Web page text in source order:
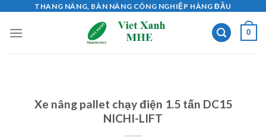
content
THANG NÂNG, BÀN NÂNG CÔNG NGHIỆP HÀNG ĐẦU
0
Xe nâng pallet chạy điện 1.5 tấn DC15
NICHI-LIFT